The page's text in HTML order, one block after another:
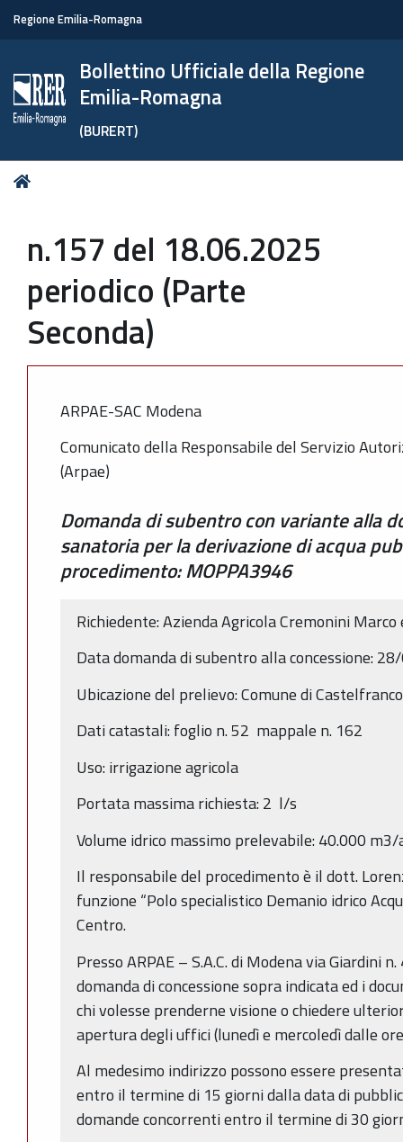
Regione Emilia-Romagna
Bollettino Ufficiale della Regione
Emilia-Romagna
(BURERT)
Tu
n.157 del 18.06.2025
periodico (Parte
Seconda)
ARPAE-SAC Modena
Comunicato della Responsabile del Servizio
(Arpae)
Domanda di subentro con variante alla
sanatoria per la derivazione di acqua
procedimento: MOPPA3946
Richiedente: Azienda Agricola Cremonini Marco
Data domanda di subentro alla concessione:
Ubicazione del prelievo: Comune di
Dati catastali: foglio n. 52 mappale n. 162
Uso: irrigazione agricola
Portata massima richiesta: 2 l/s
Volume idrico massimo prelevabile: 40.000
Il responsabile del procedimento è il dott.
funzione “Polo specialistico Demanio idrico
Centro.
Presso ARPAE – S.A.C. di Modena via Giardini
domanda di concessione sopra indicata ed i
chi volesse prenderne visione o chiedere
apertura degli uffici (lunedì e mercoledì dalle
Al medesimo indirizzo possono essere
entro il termine di 15 giorni dalla data di
domande concorrenti entro il termine di 30